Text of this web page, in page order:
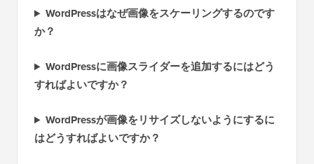
WordPressはなぜ画像をスケーリングするのです
か？
WordPressに画像スライダーを追加するにはどう
すればよいですか？
WordPressが画像をリサイズしないようにするに
はどうすればよいですか？